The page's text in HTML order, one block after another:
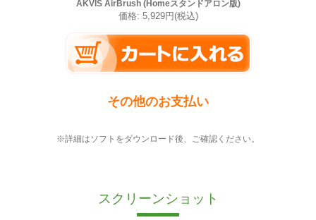
AKVIS AirBrush (Homeスタンドアロン版)
価格: 5,929円(税込)
その他のお支払い
※詳細はソフトをダウンロード後、ご確認ください。
スクリーンショット